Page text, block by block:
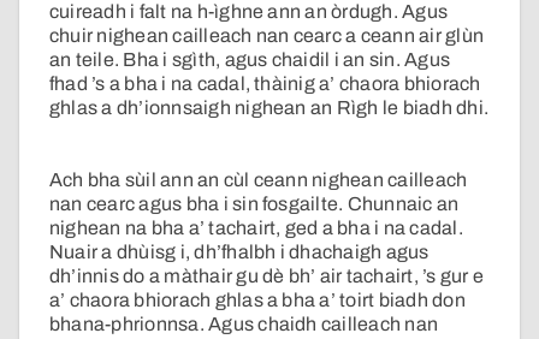
cuireadh i falt na h-ìghne ann an òrdugh. Agus
chuir nighean cailleach nan cearc a ceann air glùn
an teile. Bha i sgìth, agus chaidil i an sin. Agus
fhad ’s a bha i na cadal, thàinig a’ chaora bhiorach
ghlas a dh’ionnsaigh nighean an Rìgh le biadh dhi.
Ach bha sùil ann an cùl ceann nighean cailleach
nan cearc agus bha i sin fosgailte. Chunnaic an
nighean na bha a’ tachairt, ged a bha i na cadal.
Nuair a dhùisg i, dh’fhalbh i dhachaigh agus
dh’innis do a màthair gu dè bh’ air tachairt, ’s gur e
a’ chaora bhiorach ghlas a bha a’ toirt biadh don
bhana-phrionnsa. Agus chaidh cailleach nan